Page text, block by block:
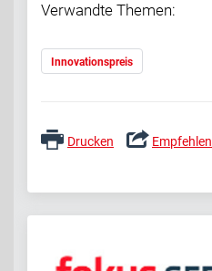
Verwandte Themen:
Innovationspreis
Drucken Empfehlen